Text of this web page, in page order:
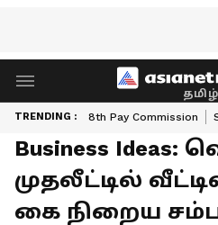
தமிழ்
TRENDING : 8th Pay Commission
Business Ideas:
முதலீட்டில்
கை நிறைய